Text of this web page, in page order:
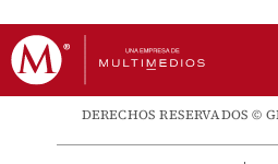
DERECHOS RESERVADOS ©